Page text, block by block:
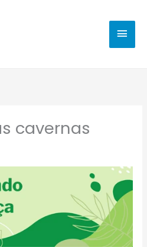
cavernas